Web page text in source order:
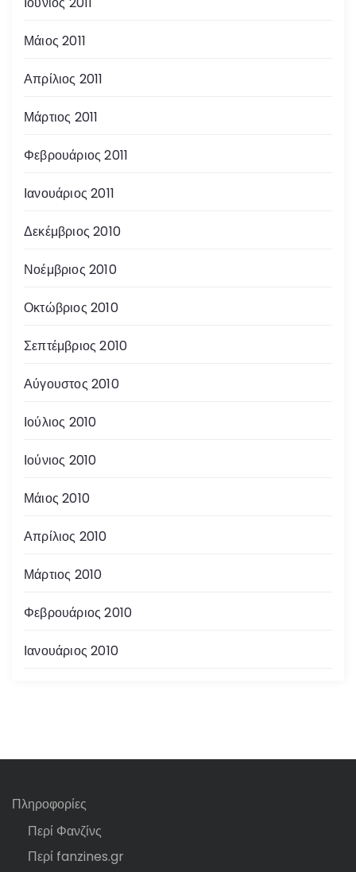
Μάιος 2011
Απρίλιος 2011
Μάρτιος 2011
Φεβρουάριος 2011
Ιανουάριος 2011
Δεκέμβριος 2010
Νοέμβριος 2010
Οκτώβριος 2010
Σεπτέμβριος 2010
Αύγουστος 2010
Ιούλιος 2010
Ιούνιος 2010
Μάιος 2010
Απρίλιος 2010
Μάρτιος 2010
Φεβρουάριος 2010
Ιανουάριος 2010
Πληροφορίες
Περί Φανζίνς
Περί fanzines.gr